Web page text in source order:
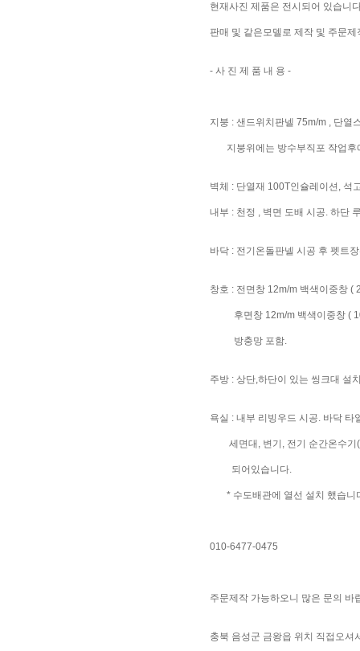
현재사진 제품은 전시되어 있습니
판매 및 같은모델로 제작 및 주문
- 사 진 제 품 내 용 -
지붕 : 샌드위치판넬 75m/m , 단열
지붕위에는 방수부직포 작업후
벽체 : 단열재 100T인슐레이션, 석
내부 : 천정 , 벽면 도배 시공. 하단
바닥 : 전기온돌판넬 시공 후 펫트
창호 : 전면창 12m/m 백색이중창
후면창 12m/m 백색이중창 (
방충망 포함.
주방 : 상단,하단이 있는 씽크대 설
욕실 : 내부 리빙우드 시공. 바닥 타
세면대, 변기, 전기 순간온수기
되어있습니다.
* 수도배관에 열선 설치 했습니
010-6477-0475
주문제작 가능하오니 많은 문의 바
충북 음성군 금왕읍 위치 직접오셔